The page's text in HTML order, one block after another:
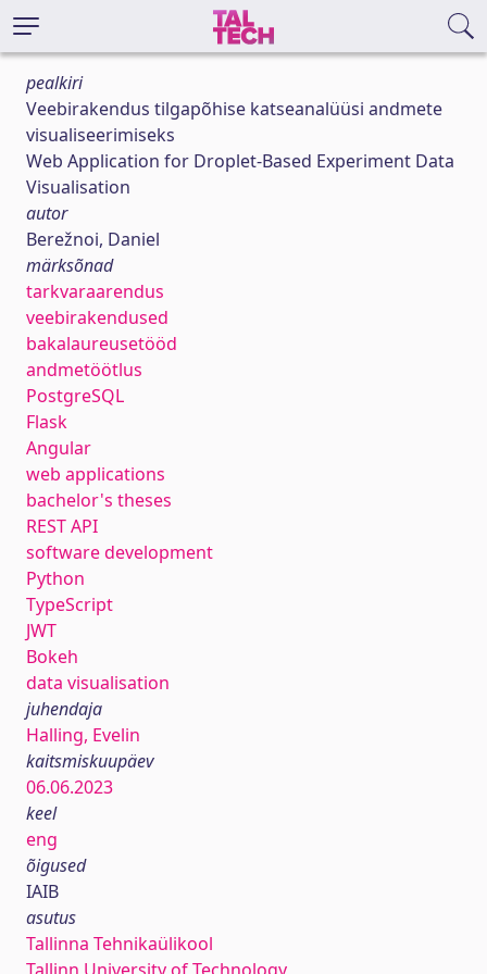
pealkiri
Veebirakendus tilgapõhise katseanalüüsi andmete
visualiseerimiseks
Web Application for Droplet-Based Experiment Data
Visualisation
autor
Berežnoi, Daniel
märksõnad
tarkvaraarendus
veebirakendused
bakalaureusetööd
andmetöötlus
PostgreSQL
Flask
Angular
web applications
bachelor's theses
REST API
software development
Python
TypeScript
JWT
Bokeh
data visualisation
juhendaja
Halling, Evelin
kaitsmiskuupäev
06.06.2023
keel
eng
õigused
IAIB
asutus
Tallinna Tehnikaülikool